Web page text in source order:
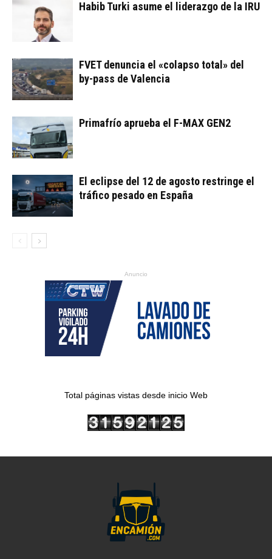
Habib Turki asume el liderazgo de la IRU
FVET denuncia el «colapso total» del
by-pass de Valencia
Primafrío aprueba el F-MAX GEN2
El eclipse del 12 de agosto restringe el
tráfico pesado en España
Anuncio
Total páginas vistas desde inicio Web